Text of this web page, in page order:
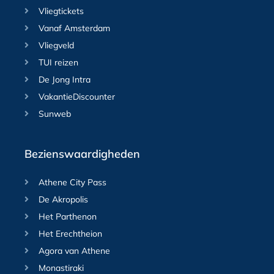
Vliegtickets
Vanaf Amsterdam
Vliegveld
TUI reizen
De Jong Intra
VakantieDiscounter
Sunweb
Bezienswaardigheden
Athene City Pass
De Akropolis
Het Parthenon
Het Erechtheion
Agora van Athene
Monastiraki